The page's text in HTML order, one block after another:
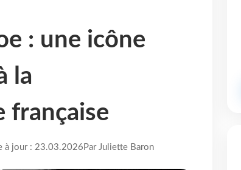
: une icône
la
française
à jour : 23.03.2026 Par Juliette Baron